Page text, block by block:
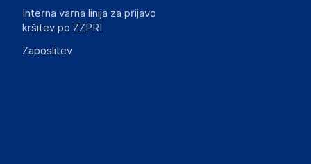
Interna varna linija za prijavo
kršitev po ZZPRI
Zaposlitev